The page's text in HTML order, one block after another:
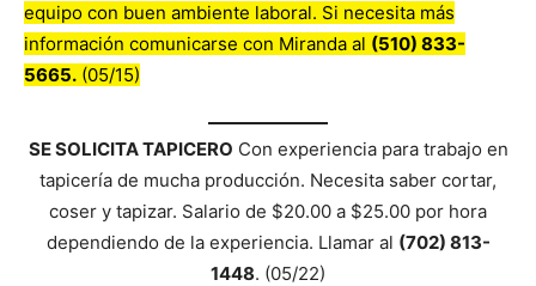
equipo con buen ambiente laboral. Si necesita más
información comunicarse con Miranda al (510) 833-
5665. (05/15)
SE SOLICITA TAPICERO Con experiencia para trabajo en
tapicería de mucha producción. Necesita saber cortar,
coser y tapizar. Salario de $20.00 a $25.00 por hora
dependiendo de la experiencia. Llamar al (702) 813-
1448. (05/22)